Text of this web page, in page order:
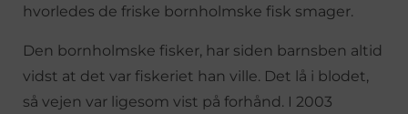
hvorledes de friske bornholmske fisk smager.
Den bornholmske fisker, har siden barnsben altid
vidst at det var fiskeriet han ville. Det lå i blodet,
så vejen var ligesom vist på forhånd. I 2003